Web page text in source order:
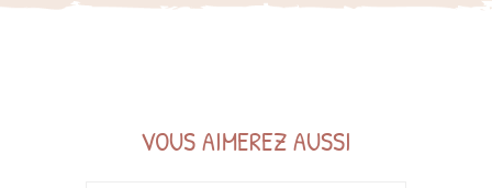
VOUS AIMEREZ AUSSI